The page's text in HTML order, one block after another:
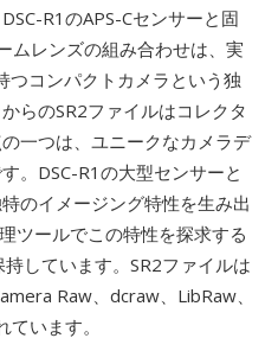
R1のAPS-Cセンサーと固
ムレンズの組み合わせは、実
つコンパクトカメラという独
らのSR2ファイルはコレクタ
一つは、ユニークなカメラデ
。DSC-R1の大型センサーと
のイメージング特性を生み出
ツールでこの特性を探求する
しています。SR2ファイルは
Raw、dcraw、LibRaw、
います。